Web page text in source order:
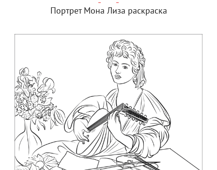
Портрет Мона Лиза раскраска